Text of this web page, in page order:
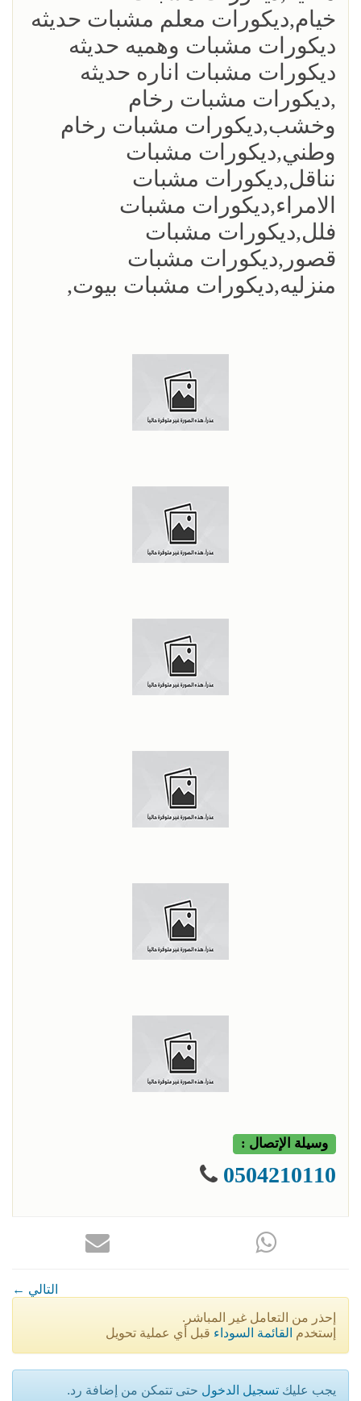
خيام,ديكورات معلم مشبات حديثه
ديكورات مشبات وهميه حديثه
ديكورات مشبات اناره حديثه
,ديكورات مشبات رخام
وخشب,ديكورات مشبات رخام
وطني,ديكورات مشبات
نناقل,ديكورات مشبات
الامراء,ديكورات مشبات
فلل,ديكورات مشبات
قصور,ديكورات مشبات
منزليه,ديكورات مشبات بيوت,
وسيلة الإتصال :
0504210110
← التالي
إحذر من التعامل غير المباشر.
إستخدم القائمة السوداء قبل أي عملية تحويل
يجب عليك تسجيل الدخول حتى تتمكن من إضافة رد.